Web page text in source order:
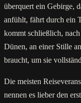
überquert ein Gebirge,
anfühlt, fährt durch ein
kommt schließlich,
Dünen, an einer Stille
braucht, um sie
Die meisten
nennen es lieber den